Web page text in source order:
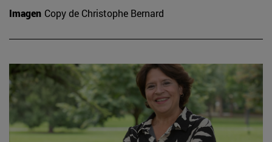
Imagen Copy de Christophe Bernard